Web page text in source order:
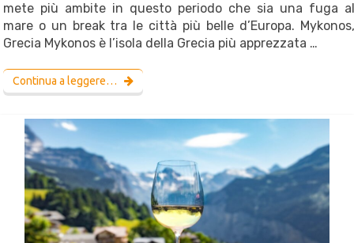
mete più ambite in questo periodo che sia una fuga al
mare o un break tra le città più belle d’Europa. Mykonos,
Grecia Mykonos è l’isola della Grecia più apprezzata …
Continua a leggere…